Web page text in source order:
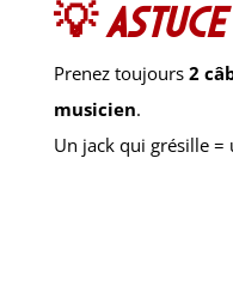
💡
Prenez toujours 2
musicien.
Un jack qui grésille =